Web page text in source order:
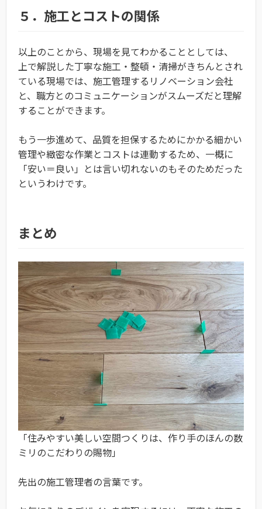
５．施工とコストの関係
以上のことから、現場を見てわかることとしては、
上で解説した丁寧な施工・整頓・清掃がきちんとされ
ている現場では、施工管理するリノベーション会社
と、職方とのコミュニケーションがスムーズだと理解
することができます。
もう一歩進めて、品質を担保するためにかかる細かい
管理や緻密な作業とコストは連動するため、一概に
「安い＝良い」とは言い切れないのもそのためだった
というわけです。
まとめ
「住みやすい美しい空間つくりは、作り手のほんの数
ミリのこだわりの賜物」
先出の施工管理者の言葉です。